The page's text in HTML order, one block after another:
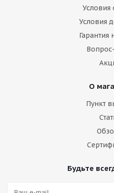
Условия
Условия
Гарантия
О
Пункт
Будьте